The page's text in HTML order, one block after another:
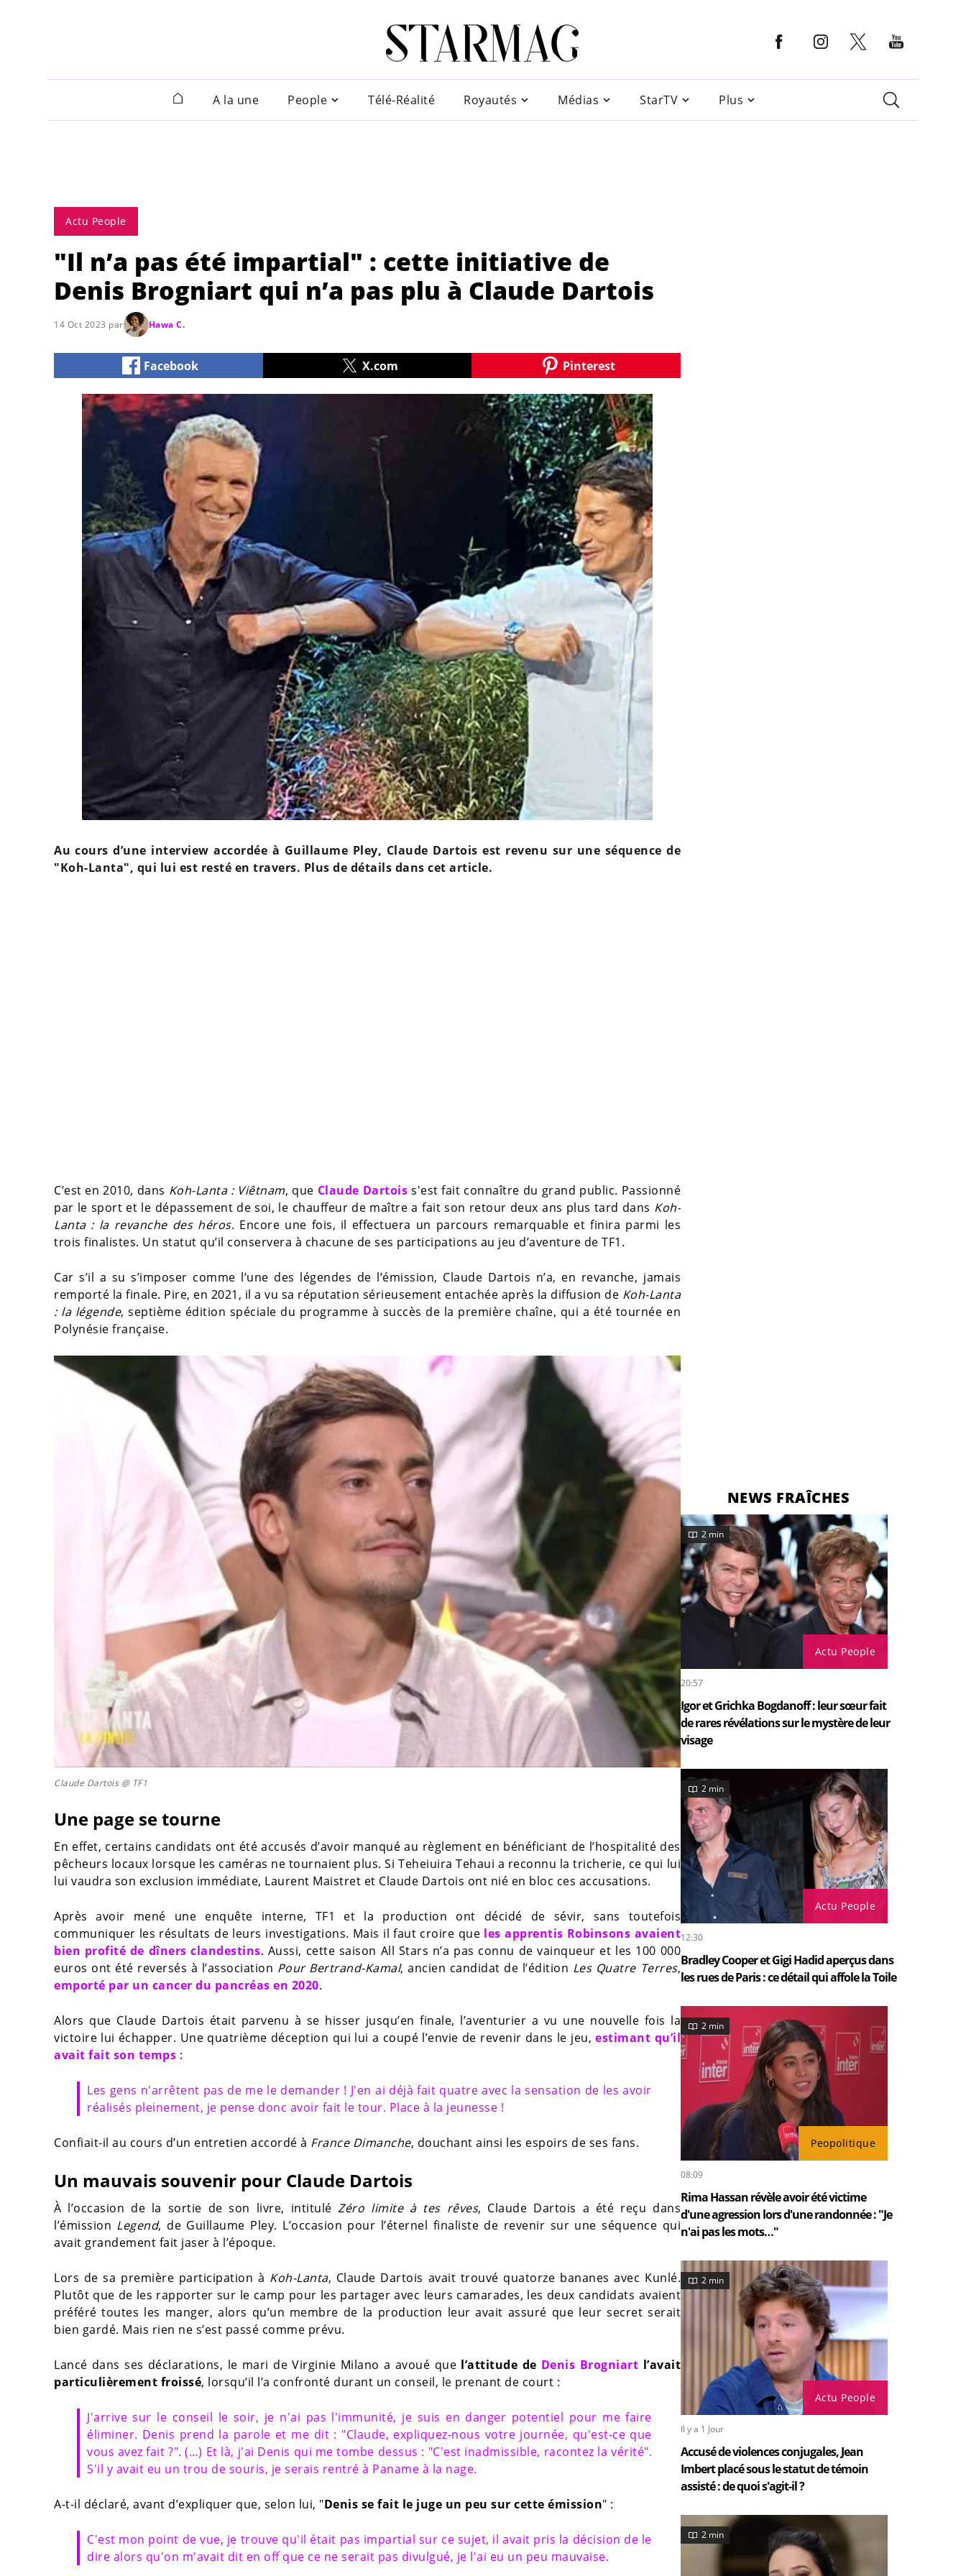
A la une People Télé-Réalité Royautés Médias StarTV Plus
Actu People
"Il n’a pas été impartial" : cette initiative de
Denis Brogniart qui n’a pas plu à Claude Dartois
14 Oct 2023 par Hawa C.
Facebook X.com Pinterest
Au cours d’une interview accordée à Guillaume Pley, Claude Dartois est revenu sur une séquence de
"Koh-Lanta", qui lui est resté en travers. Plus de détails dans cet article.
C’est en 2010, dans Koh-Lanta : Viêtnam, que Claude Dartois s'est fait connaître du grand public. Passionné
par le sport et le dépassement de soi, le chauffeur de maître a fait son retour deux ans plus tard dans Koh-
Lanta : la revanche des héros. Encore une fois, il effectuera un parcours remarquable et finira parmi les
trois finalistes. Un statut qu’il conservera à chacune de ses participations au jeu d’aventure de TF1.
Car s’il a su s’imposer comme l’une des légendes de l’émission, Claude Dartois n’a, en revanche, jamais
remporté la finale. Pire, en 2021, il a vu sa réputation sérieusement entachée après la diffusion de Koh-Lanta
: la légende, septième édition spéciale du programme à succès de la première chaîne, qui a été tournée en
Polynésie française.
Claude Dartois @ TF1
Une page se tourne
En effet, certains candidats ont été accusés d’avoir manqué au règlement en bénéficiant de l’hospitalité des
pêcheurs locaux lorsque les caméras ne tournaient plus. Si Teheiuira Tehaui a reconnu la tricherie, ce qui lui
lui vaudra son exclusion immédiate, Laurent Maistret et Claude Dartois ont nié en bloc ces accusations.
Après avoir mené une enquête interne, TF1 et la production ont décidé de sévir, sans toutefois
communiquer les résultats de leurs investigations. Mais il faut croire que les apprentis Robinsons avaient
bien profité de dîners clandestins. Aussi, cette saison All Stars n’a pas connu de vainqueur et les 100 000
euros ont été reversés à l’association Pour Bertrand-Kamal, ancien candidat de l’édition Les Quatre Terres,
emporté par un cancer du pancréas en 2020.
Alors que Claude Dartois était parvenu à se hisser jusqu’en finale, l’aventurier a vu une nouvelle fois la
victoire lui échapper. Une quatrième déception qui lui a coupé l’envie de revenir dans le jeu,estimant qu’il
avait fait son temps :
Les gens n'arrêtent pas de me le demander ! J'en ai déjà fait quatre avec la sensation de les avoir
réalisés pleinement, je pense donc avoir fait le tour. Place à la jeunesse !
Confiait-il au cours d’un entretien accordé à France Dimanche, douchant ainsi les espoirs de ses fans.
Un mauvais souvenir pour Claude Dartois
À l’occasion de la sortie de son livre, intituléZéro limite à tes rêves, Claude Dartois a été reçu dans
l’émission Legend, de Guillaume Pley. L’occasion pour l’éternel finaliste de revenir sur une séquence qui
avait grandement fait jaser à l’époque.
Lors de sa première participation à Koh-Lanta, Claude Dartois avait trouvé quatorze bananes avec Kunlé.
Plutôt que de les rapporter sur le camp pour les partager avec leurs camarades, les deux candidats avaient
préféré toutes les manger, alors qu’un membre de la production leur avait assuré que leur secret serait
bien gardé. Mais rien ne s’est passé comme prévu.
Lancé dans ses déclarations, le mari de Virginie Milano a avoué que l’attitude de Denis Brogniart l’avait
particulièrement froissé, lorsqu’il l’a confronté durant un conseil, le prenant de court :
J'arrive sur le conseil le soir, je n'ai pas l'immunité, je suis en danger potentiel pour me faire
éliminer. Denis prend la parole et me dit : "Claude, expliquez-nous votre journée, qu'est-ce que
vous avez fait ?". (…) Et là, j'ai Denis qui me tombe dessus : "C'est inadmissible, racontez la vérité".
S'il y avait eu un trou de souris, je serais rentré à Paname à la nage.
A-t-il déclaré, avant d’expliquer que, selon lui, "Denis se fait le juge un peu sur cette émission" :
C'est mon point de vue, je trouve qu'il était pas impartial sur ce sujet, il avait pris la décision de le
dire alors qu'on m'avait dit en off que ce ne serait pas divulgué, je l'ai eu un peu mauvaise.
NEWS FRAÎCHES
Actu People
2 min
20:57
Igor et Grichka Bogdanoff : leur sœur fait
de rares révélations sur le mystère de leur
visage
Actu People
2 min
12:30
Bradley Cooper et Gigi Hadid aperçus dans
les rues de Paris : ce détail qui affole la Toile
Peopolitique
2 min
08:09
Rima Hassan révèle avoir été victime
d'une agression lors d'une randonnée : "Je
n'ai pas les mots…"
Actu People
2 min
Il y a 1 Jour
Accusé de violences conjugales, Jean
Imbert placé sous le statut de témoin
assisté : de quoi s'agit-il ?
2 min